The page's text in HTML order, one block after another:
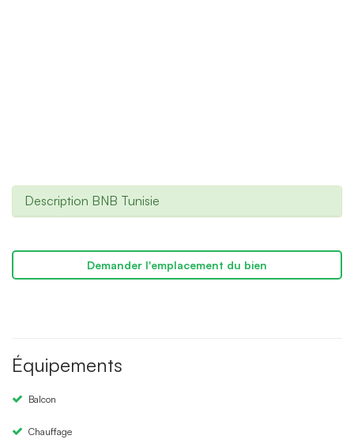
Description BNB Tunisie
Demander l'emplacement du bien
Équipements
Balcon
Chauffage